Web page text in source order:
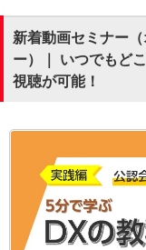
新着動画セミナー
ー）｜ いつでもど
視聴が可能！